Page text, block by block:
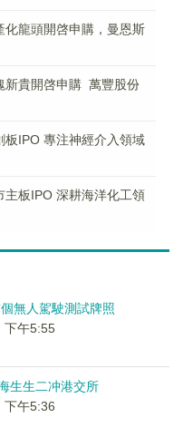
化龍頭開啓申購，曼恩斯
新貴開啓申購 萬豐股份
板IPO 專注神經介入領域
主板IPO 深耕海洋化工領
無人駕駛測試牌照
下午5:55
生生二冲港交所
下午5:36